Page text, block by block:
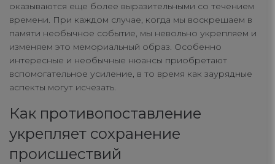
оказываются еще более выразительными со течением
времени. При каждом случае, когда мы воскрешаем в
памяти необычное событие, мы невольно укрепляем и
изменяем это мемориальный образ. Особенно
интересные и необычные нюансы приобретают
вспомогательное усиление, в то время как заурядные
аспекты могут исчезать.
Как противопоставление
укрепляет сохранение
происшествий